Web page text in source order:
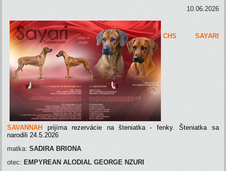
10.06.2026
CHS SAYARI
SAVANNAH prijíma rezervácie na šteniatka - fenky. Šteniatka sa
narodili 24.5.2026
matka:SADIRA BRIONA
otec:EMPYREAN ALODIAL GEORGE NZURI